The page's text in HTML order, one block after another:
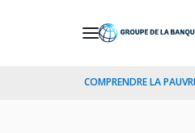
COMPRENDRE LA